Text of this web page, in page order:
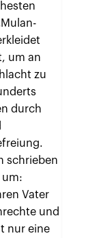
um an
zu
durch
schrieben
um:
Vater
und
nur eine